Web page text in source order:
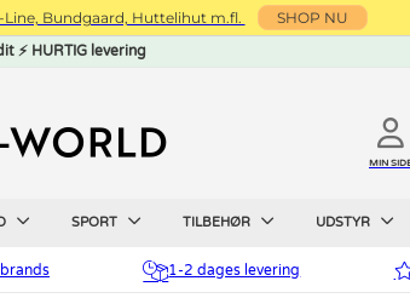
Line, Bundgaard, Huttelihut m.fl. SHOP NU
⚡ HURTIG levering
MIN
SPORT TILBEHØR UDSTYR
1-2 dages levering